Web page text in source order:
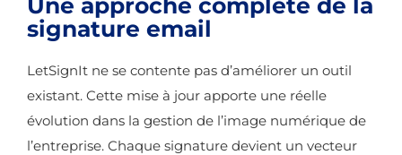
Une approche complète de la
signature email
LetSignIt ne se contente pas d’améliorer un outil
existant. Cette mise à jour apporte une réelle
évolution dans la gestion de l’image numérique de
l’entreprise. Chaque signature devient un vecteur